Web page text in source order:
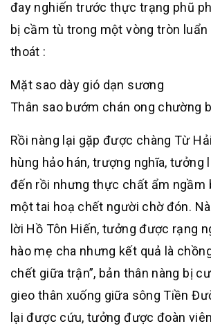
đay nghiến trước thực trạng phũ
bị cầm tù trong một vòng tròn luẩn
thoát :
Mặt sao dày gió dạn sương
Thân sao bướm chán ong chường
Rồi nàng lại gặp được chàng Từ
hùng hảo hán, trượng nghĩa, tưởng
đến rồi nhưng thực chất ẩm ngầm
một tai hoạ chết người chờ đón.
lời Hồ Tôn Hiến, tưởng được rạng
hào mẹ cha nhưng kết quả là
chết giữa trận”, bản thân nàng bị
gieo thân xuống giữa sông Tiền
lại được cứu, tưởng được đoàn